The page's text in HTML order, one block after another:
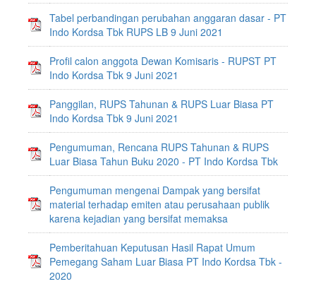
Tabel perbandingan perubahan anggaran dasar - PT
Indo Kordsa Tbk RUPS LB 9 Juni 2021
Profil calon anggota Dewan Komisaris - RUPST PT
Indo Kordsa Tbk 9 Juni 2021
Panggilan, RUPS Tahunan & RUPS Luar Biasa PT
Indo Kordsa Tbk 9 Juni 2021
Pengumuman, Rencana RUPS Tahunan & RUPS
Luar Biasa Tahun Buku 2020 - PT Indo Kordsa Tbk
Pengumuman mengenai Dampak yang bersifat
material terhadap emiten atau perusahaan publik
karena kejadian yang bersifat memaksa
Pemberitahuan Keputusan Hasil Rapat Umum
Pemegang Saham Luar Biasa PT Indo Kordsa Tbk -
2020